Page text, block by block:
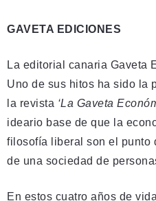
GAVETA EDICIONES
La editorial canaria Gaveta
Uno de sus hitos ha sido la
la revista ‘La Gaveta
ideario base de que la
filosofía liberal son el punto
de una sociedad de
En estos cuatro años de